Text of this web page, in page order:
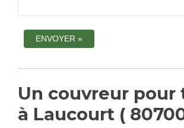
Un couvreur
à Laucourt (